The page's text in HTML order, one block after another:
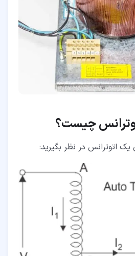
چیست؟
یک اتوترانس در نظر بگیرید: